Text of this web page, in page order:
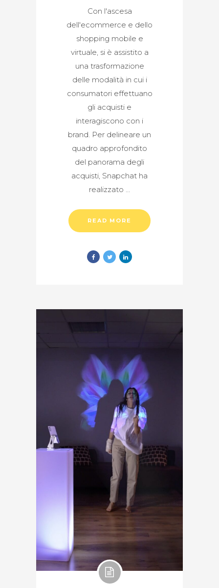
Con l'ascesa
dell'ecommerce e dello
shopping mobile e
virtuale, si è assistito a
una trasformazione
delle modalità in cui i
consumatori effettuano
gli acquisti e
interagiscono con i
brand. Per delineare un
quadro approfondito
del panorama degli
acquisti, Snapchat ha
realizzato
READ MORE